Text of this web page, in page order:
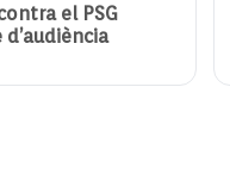
el PSG